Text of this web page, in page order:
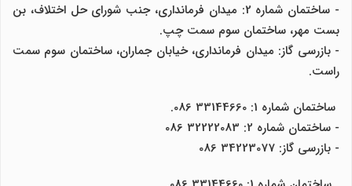
- ساختمان شماره 2: میدان فرمانداری، جنب شورای حل اختلاف، بن
بست مهر، ساختمان سوم سمت چپ.
- بازرسی گاز: میدان فرمانداری، خیابان جماران، ساختمان سوم سمت
راست.
ساختمان شماره 1: 33144660 086.
- ساختمان شماره 2: 32222083 086
- بازرسی گاز: 34223077 086